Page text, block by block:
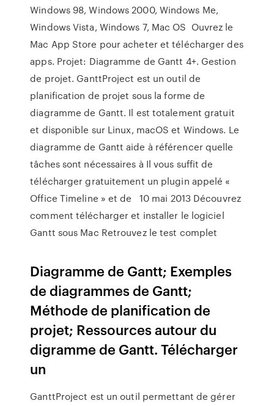
Windows 98, Windows 2000, Windows Me,
Windows Vista, Windows 7, Mac OS Ouvrez le
Mac App Store pour acheter et télécharger des
apps. Projet: Diagramme de Gantt 4+. Gestion
de projet. GanttProject est un outil de
planification de projet sous la forme de
diagramme de Gantt. Il est totalement gratuit
et disponible sur Linux, macOS et Windows. Le
diagramme de Gantt aide à référencer quelle
tâches sont nécessaires à Il vous suffit de
télécharger gratuitement un plugin appelé «
Office Timeline » et de 10 mai 2013 Découvrez
comment télécharger et installer le logiciel
Gantt sous Mac Retrouvez le test complet
Diagramme de Gantt; Exemples
de diagrammes de Gantt;
Méthode de planification de
projet; Ressources autour du
digramme de Gantt. Télécharger
un
GanttProject est un outil permettant de gérer